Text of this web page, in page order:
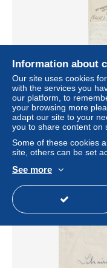
GUERRE
PREFECTURE
(SUISSE)
Information about
Our site uses cookies
with the services you
our platform, to
your browsing more
adapt our site to your
you to share content on
Some of these cookies
site, others can be set
See more